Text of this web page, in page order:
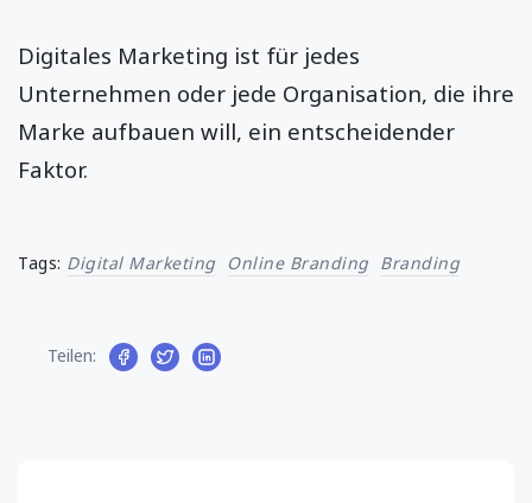
Digitales Marketing ist für jedes
Unternehmen oder jede Organisation, die ihre
Marke aufbauen will, ein entscheidender
Faktor.
Tags: Digital Marketing Online Branding Branding
Teilen: